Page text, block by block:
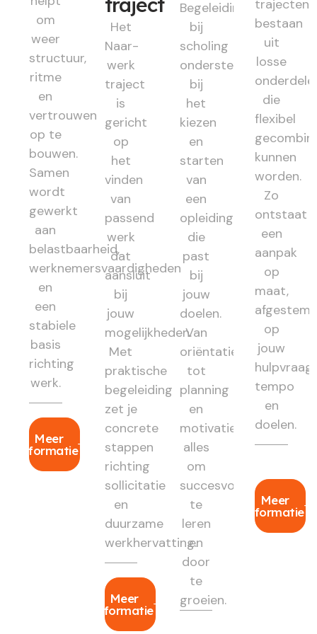
om
weer
structuur,
ritme
en
vertrouwen
op te
bouwen.
Samen
wordt
gewerkt
aan
belastbaarheid,
werknemersvaardigheden
en
een
stabiele
basis
richting
werk.
Meer
informatie
Het
Naar-
werk
traject
is
gericht
op
het
vinden
van
passend
werk
dat
aansluit
bij
jouw
mogelijkheden.
Met
praktische
begeleiding
zet je
concrete
stappen
richting
sollicitatie
en
duurzame
werkhervatting.
Meer
informatie
Begeleiding
bij
scholing
ondersteunt
bij
het
kiezen
en
starten
van
een
opleiding
die
past
bij
jouw
doelen.
Van
oriëntatie
tot
planning
en
motivatie:
alles
om
succesvol
te
leren
en
door
te
groeien.
trajecten
bestaan
uit
losse
die
flexibel
kunnen
worden.
Zo
ontstaat
een
aanpak
op
maat,
op
jouw
hulpvraag,
tempo
en
doelen.
Meer
informatie